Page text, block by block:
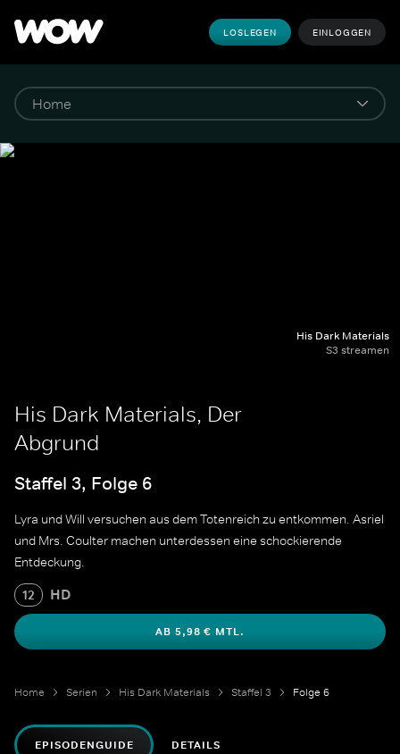
LOSLEGEN EINLOGGEN
His Dark Materials
S3 streamen
His Dark Materials, Der
Abgrund
Staffel 3, Folge 6
Lyra und Will versuchen aus dem Totenreich zu entkommen. Asriel
und Mrs. Coulter machen unterdessen eine schockierende
Entdeckung.
12 HD
AB 5,98 € MTL.
Home Serien His Dark Materials Staffel 3 Folge 6
EPISODENGUIDE DETAILS